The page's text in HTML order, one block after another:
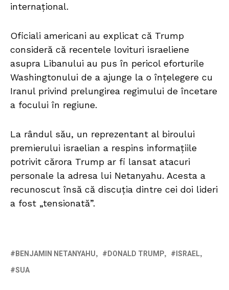
internațional.
Oficiali americani au explicat că Trump
consideră că recentele lovituri israeliene
asupra Libanului au pus în pericol eforturile
Washingtonului de a ajunge la o înțelegere cu
Iranul privind prelungirea regimului de încetare
a focului în regiune.
La rândul său, un reprezentant al biroului
premierului israelian a respins informațiile
potrivit cărora Trump ar fi lansat atacuri
personale la adresa lui Netanyahu. Acesta a
recunoscut însă că discuția dintre cei doi lideri
a fost „tensionată”.
BENJAMIN NETANYAHU DONALD TRUMP
ISRAEL
SUA